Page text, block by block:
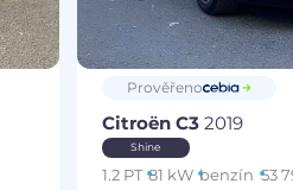
Prověřeno
Citroën C3 2019
Shine
1.2 PT 81 kW benzín 53